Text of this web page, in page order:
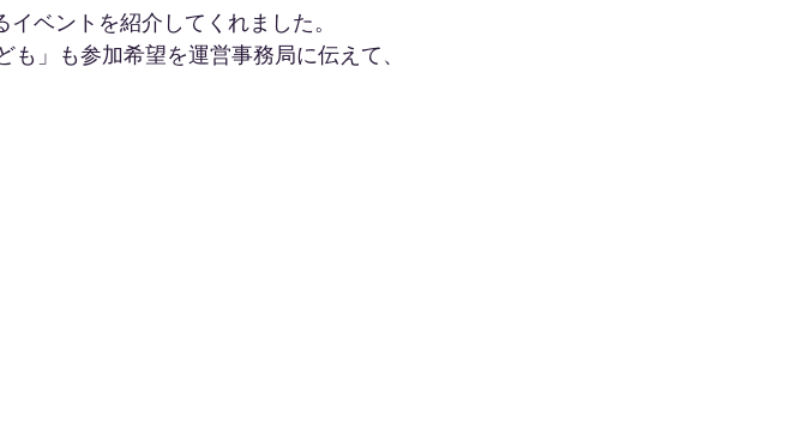
ベントを紹介してくれました。
」も参加希望を運営事務局に伝えて、